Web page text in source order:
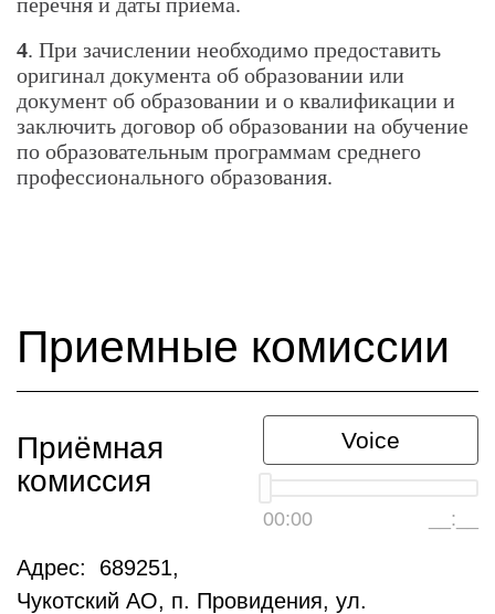
4. При зачислении необходимо предоставить
оригинал документа об образовании или
документ об образовании и о квалификации и
заключить договор об образовании на обучение
по образовательным программам среднего
профессионального образования.
Приемные комиссии
Voice
00:00 __:__
Приёмная
комиссия
Адрес: 689251,
Чукотский АО, п. Провидения, ул.